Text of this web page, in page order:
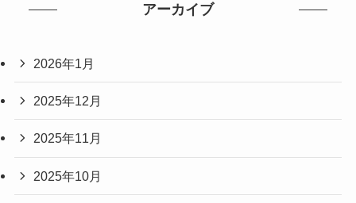
アーカイブ
2026年1月
2025年12月
2025年11月
2025年10月